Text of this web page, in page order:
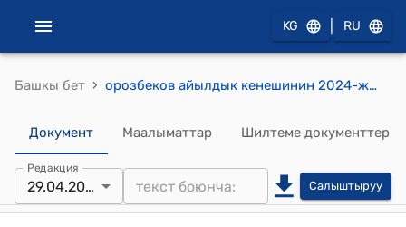
KG RU
Башкы бет › орозбеков айылдык кенешинин 2024-жылдын 29-майындагы №25 "Орозбеков муниципалдык ишканасынын иш планын, бюджетин жана кызмат көрсөтүүлөр боюнча тарифин бекитүү жөнүндө" токтому
Документ Маалыматтар Шилтеме документтер
Редакция
29.04.2024 Салыштыруу